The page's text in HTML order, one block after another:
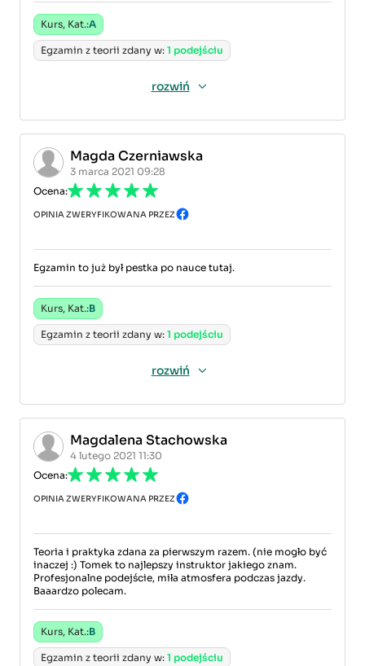
Kurs, Kat.:A
Egzamin z teorii zdany w: 1 podejściu
rozwiń
Magda Czerniawska
3 marca 2021 09:28
Ocena:
OPINIA ZWERYFIKOWANA PRZEZ
Egzamin to już był pestka po nauce tutaj.
Kurs, Kat.:B
Egzamin z teorii zdany w: 1 podejściu
rozwiń
Magdalena Stachowska
4 lutego 2021 11:30
Ocena:
OPINIA ZWERYFIKOWANA PRZEZ
Teoria i praktyka zdana za pierwszym razem. (nie mogło być
inaczej :) Tomek to najlepszy instruktor jakiego znam.
Profesjonalne podejście, miła atmosfera podczas jazdy.
Baaardzo polecam.
Kurs, Kat.:B
Egzamin z teorii zdany w: 1 podejściu